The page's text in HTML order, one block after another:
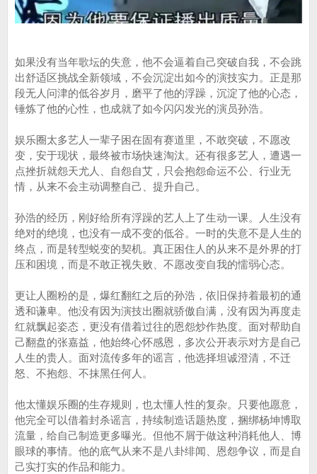
如果没有当年歌坛的失意，他不会逼着自己突破自我，不会跳
出舒适区挑战全新领域，不会沉淀出如今的演技实力。正是那
段无人问津的低谷岁月，磨平了他的浮躁，沉淀了他的心态，
锤炼了他的心性，也成就了如今闪闪发光的演员孙浩。
娱乐圈太多艺人一辈子困在固有赛道里，不敢突破，不愿改
变，安于现状，最终被市场快速淘汰。还有很多艺人，遭遇一
点挫折就怨天尤人、自怨自艾，只会抱怨命运不公、行业无
情，从来不会主动调整自己、提升自己。
孙浩的经历，刚好给所有浮躁的艺人上了生动一课。人生没有
绝对的绝境，也没有一成不变的低谷。一时的失意不是人生的
终点，而是转型蜕变的契机。真正困住人的从来不是外界的打
压和困境，而是不敢正视失败、不愿改变自我的懦弱心态。
更让人圈粉的是，爆红翻红之后的孙浩，依旧保持着最初的通
透和谦卑。他没有因为演技出圈就骄傲自满，没有因为再度走
红就飘起姿态，更没有借着过往的恩怨炒作热度。面对帮助自
己翻盘的张嘉益，他始终心怀感恩，多次公开表示对方是自己
人生的贵人。面对流传多年的谣言，他选择坦诚澄清，不迁
怒、不抱怨、不抹黑任何人。
他太懂娱乐圈的生存规则，也太懂人性的复杂。只要他愿意，
他完全可以借着封杀谣言，持续制造话题热度，捆绑杨坤博取
流量，给自己制造更多曝光。但他不屑于做这种消耗他人、博
眼球的事情。他的底气从来不是八卦绯闻、恩怨争议，而是自
己实打实的作品和能力。